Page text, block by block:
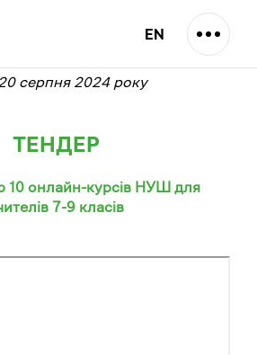
EN
20 серпня 2024 року
ТЕНДЕР
10 онлайн-курсів НУШ для
7-9 класів